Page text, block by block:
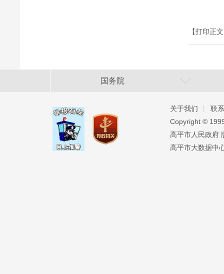
【打印正
国务院
关于我们
联
Copyright ©️
高平市人民政府
高平市大数据